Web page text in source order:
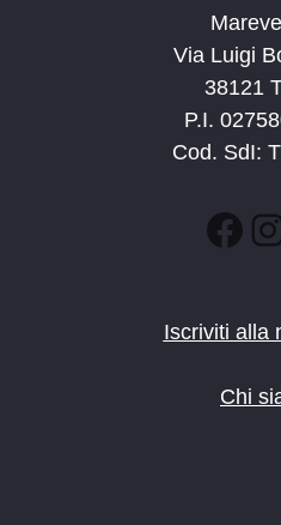
Via Luigi
38121
P.I.
Cod. SdI:
Iscriviti alla
Chi